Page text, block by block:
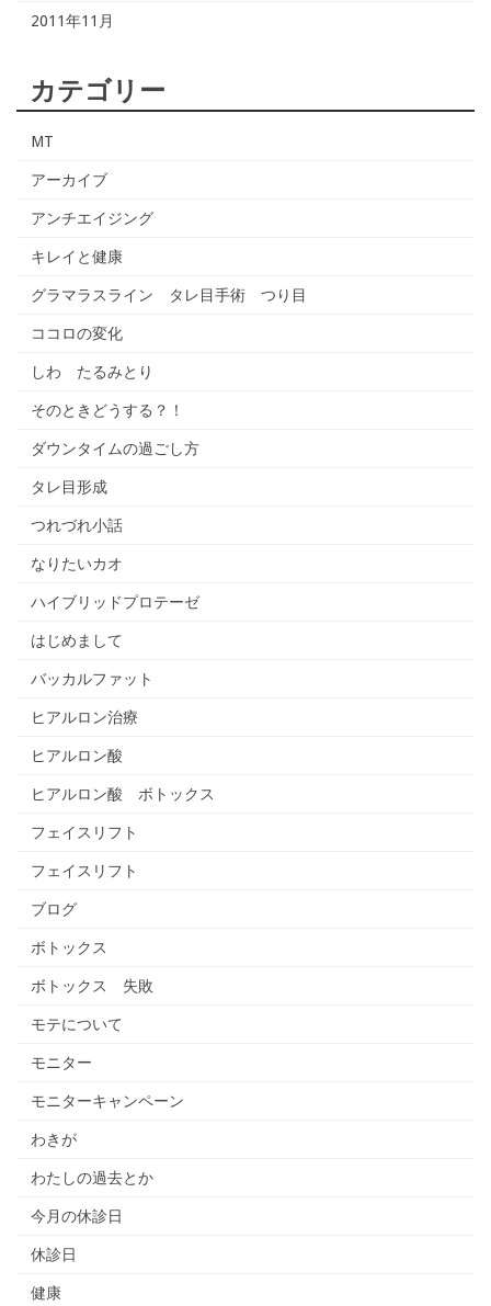
2011年11月
カテゴリー
MT
アーカイブ
アンチエイジング
キレイと健康
グラマラスライン タレ目手術 つり目
ココロの変化
しわ たるみとり
そのときどうする？！
ダウンタイムの過ごし方
タレ目形成
つれづれ小話
なりたいカオ
ハイブリッドプロテーゼ
はじめまして
バッカルファット
ヒアルロン治療
ヒアルロン酸
ヒアルロン酸 ボトックス
フェイスリフト
フェイスリフト
ブログ
ボトックス
ボトックス 失敗
モテについて
モニター
モニターキャンペーン
わきが
わたしの過去とか
今月の休診日
休診日
健康